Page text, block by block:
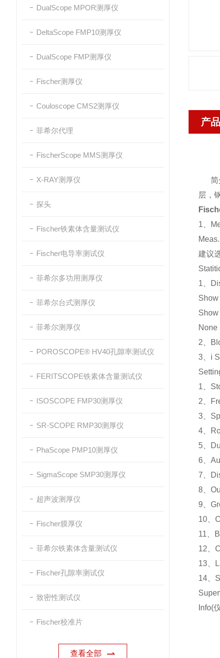
DualScope MPOR测厚仪
DeltaScope FMP10测厚仪
DualScope FMP测厚仪
Fischer测厚仪
Couloscope CMS2测厚仪
菲希尔代理
FischerScope MMS测厚仪
X-RAY测厚仪
探头
Fischer铁素体含量测试仪
Fischer电导率测试仪
菲希尔多功用测厚仪
菲希尔台式测厚仪
菲希尔测厚仪
POROSCOPE® HV40孔隙率测试仪
FERITSCOPE铁素体含量测试仪
ISOSCOPE FMP30测厚仪
SR-SCOPE RMP30测厚仪
PhaScope PMP10测厚仪
SigmaScope SMP30测厚仪
超声波测厚仪
Fischer膜厚仪
菲希尔铁素体含量测试仪
Fischer孔隙率测试仪
致密性测试仪
Fischer校准片
查看全部
产
简
层，
1、
建议
1、
2、
3、i
1、
2、
3、
4、
5、
6、
7、
8、
9、
10、
11、
12、
13、
14、
Info(